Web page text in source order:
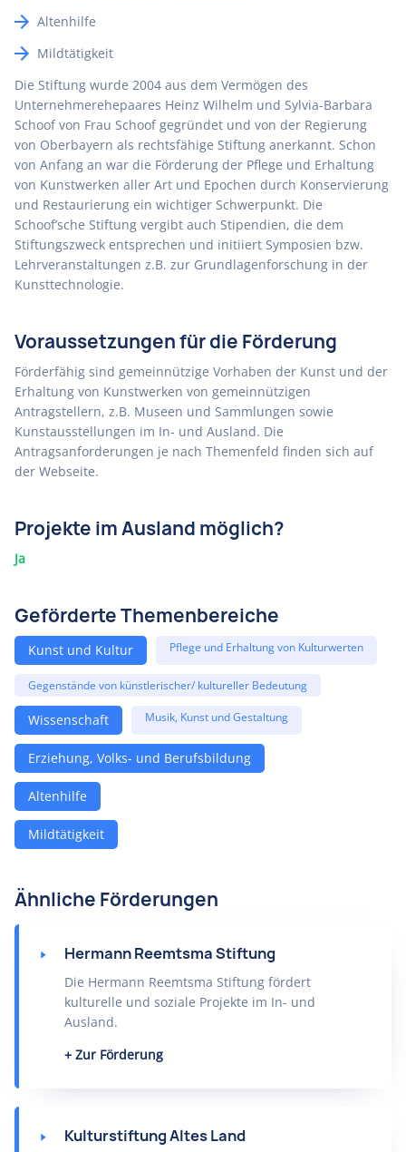
Altenhilfe
Mildtätigkeit
Die Stiftung wurde 2004 aus dem Vermögen des
Unternehmerehepaares Heinz Wilhelm und Sylvia-Barbara
Schoof von Frau Schoof gegründet und von der Regierung
von Oberbayern als rechtsfähige Stiftung anerkannt. Schon
von Anfang an war die Förderung der Pﬂege und Erhaltung
von Kunstwerken aller Art und Epochen durch Konservierung
und Restaurierung ein wichtiger Schwerpunkt. Die
Schoof’sche Stiftung vergibt auch Stipendien, die dem
Stiftungszweck entsprechen und initiiert Symposien bzw.
Lehrveranstaltungen z.B. zur Grundlagenforschung in der
Kunsttechnologie.
Voraussetzungen für die Förderung
Förderfähig sind gemeinnützige Vorhaben der Kunst und der
Erhaltung von Kunstwerken von gemeinnützigen
Antragstellern, z.B. Museen und Sammlungen sowie
Kunstausstellungen im In- und Ausland. Die
Antragsanforderungen je nach Themenfeld finden sich auf
der Webseite.
Projekte im Ausland möglich?
Ja
Geförderte Themenbereiche
Kunst und Kultur Pflege und Erhaltung von Kulturwerten
Gegenstände von künstlerischer/ kultureller Bedeutung
Wissenschaft Musik, Kunst und Gestaltung
Erziehung, Volks- und Berufsbildung
Altenhilfe
Mildtätigkeit
Ähnliche Förderungen
Hermann Reemtsma Stiftung
Die Hermann Reemtsma Stiftung fördert
kulturelle und soziale Projekte im In- und
Ausland.
Zur Förderung
Kulturstiftung Altes Land